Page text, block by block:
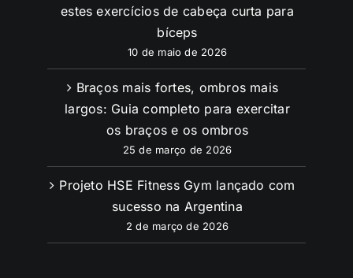
estes exercícios de cabeça curta para
bíceps
10 de maio de 2026
Braços mais fortes, ombros mais
largos: Guia completo para exercitar
os braços e os ombros
25 de março de 2026
Projeto HSE Fitness Gym lançado com
sucesso na Argentina
2 de março de 2026